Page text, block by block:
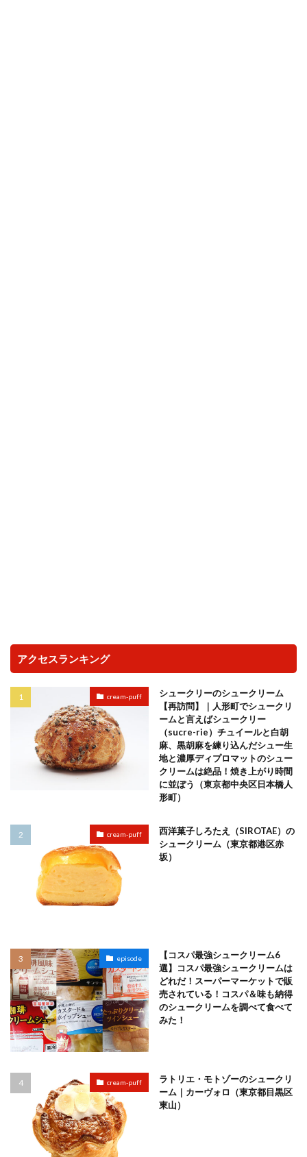
アクセスランキング
cream-puff
シュークリーのシュークリーム
【再訪問】｜人形町でシュークリ
ームと言えばシュークリー
（sucre-rie）チュイールと白胡
麻、黒胡麻を練り込んだシュー生
地と濃厚ディプロマットのシュー
クリームは絶品！焼き上がり時間
に並ぼう（東京都中央区日本橋人
形町）
cream-puff
西洋菓子しろたえ（SIROTAE）の
シュークリーム（東京都港区赤
坂）
episode
【コスパ最強シュークリーム6
選】コスパ最強シュークリームは
どれだ！スーパーマーケットで販
売されている！コスパ＆味も納得
のシュークリームを調べて食べて
みた！
cream-puff
ラトリエ・モトゾーのシュークリ
ーム｜カーヴォロ（東京都目黒区
東山）